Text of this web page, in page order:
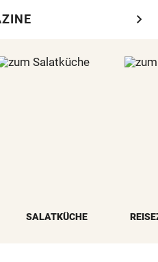
chevron_right
SALATKÜCHE